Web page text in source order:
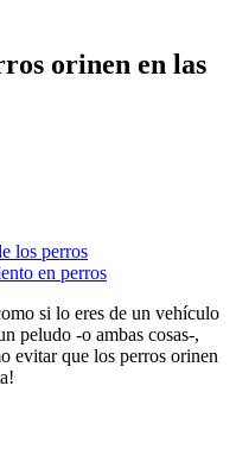
orinen en las
los perros
en perros
si lo eres de un vehículo
peludo -o ambas cosas-,
evitar que los perros orinen